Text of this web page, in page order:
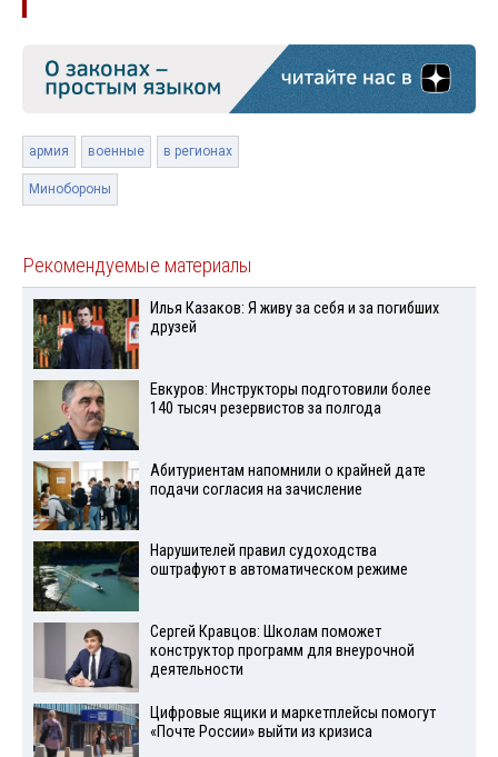
армия военные в регионах
Минобороны
Рекомендуемые материалы
Илья Казаков: Я живу за себя и за погибших
друзей
Евкуров: Инструкторы подготовили более
140 тысяч резервистов за полгода
Абитуриентам напомнили о крайней дате
подачи согласия на зачисление
Нарушителей правил судоходства
оштрафуют в автоматическом режиме
Сергей Кравцов: Школам поможет
конструктор программ для внеурочной
деятельности
Цифровые ящики и маркетплейсы помогут
«Почте России» выйти из кризиса